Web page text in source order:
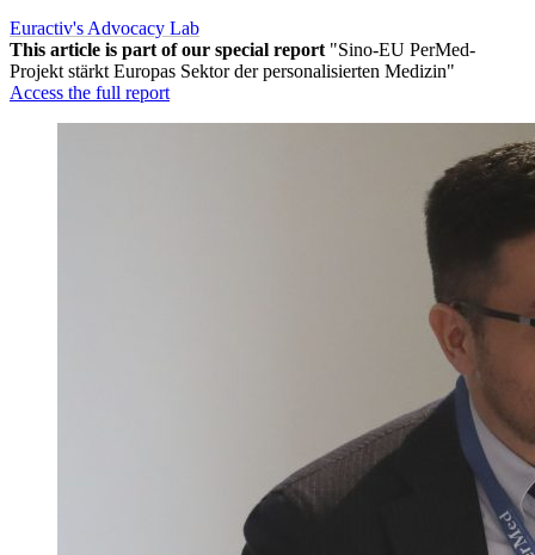
Euractiv's Advocacy Lab
This article is part of our special report "Sino-EU PerMed-
Projekt stärkt Europas Sektor der personalisierten Medizin"
Access the full report